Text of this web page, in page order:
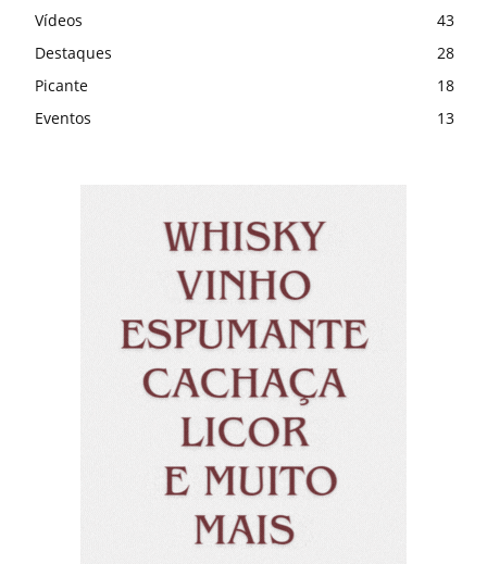
Vídeos
43
Destaques
28
Picante
18
Eventos
13